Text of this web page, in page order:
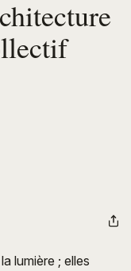
lumière ; elles